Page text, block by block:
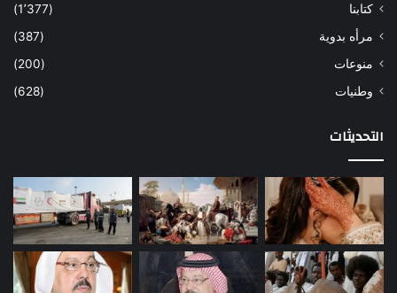
كتابنا
(1٬377)
مرأه بدوية
(387)
منوعات
(200)
وطنيات
(628)
التحديثات